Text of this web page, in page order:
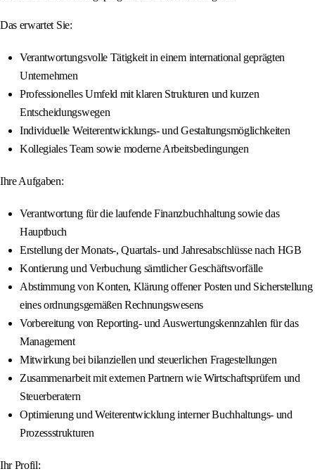
Das erwartet Sie:
Verantwortungsvolle Tätigkeit in einem international geprägten
Unternehmen
Professionelles Umfeld mit klaren Strukturen und kurzen
Entscheidungswegen
Individuelle Weiterentwicklungs- und Gestaltungsmöglichkeiten
Kollegiales Team sowie moderne Arbeitsbedingungen
Ihre Aufgaben:
Verantwortung für die laufende Finanzbuchhaltung sowie das
Hauptbuch
Erstellung der Monats-, Quartals- und Jahresabschlüsse nach HGB
Kontierung und Verbuchung sämtlicher Geschäftsvorfälle
Abstimmung von Konten, Klärung offener Posten und Sicherstellung
eines ordnungsgemäßen Rechnungswesens
Vorbereitung von Reporting- und Auswertungskennzahlen für das
Management
Mitwirkung bei bilanziellen und steuerlichen Fragestellungen
Zusammenarbeit mit externen Partnern wie Wirtschaftsprüfern und
Steuerberatern
Optimierung und Weiterentwicklung interner Buchhaltungs- und
Prozessstrukturen
Ihr Profil: